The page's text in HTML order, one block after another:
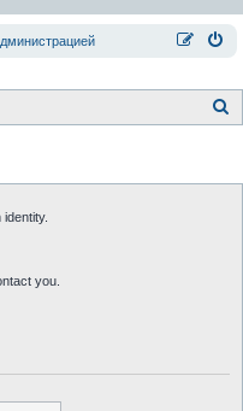
you.